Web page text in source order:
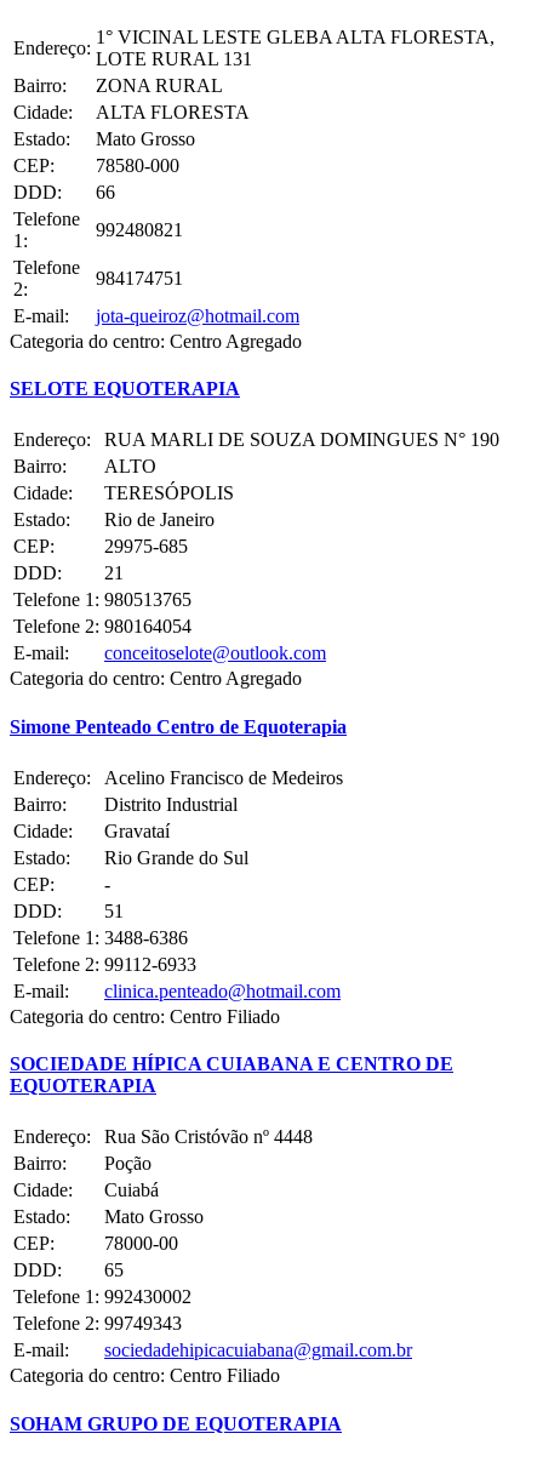
Endereço:
1° VICINAL LESTE GLEBA ALTA FLORESTA,
LOTE RURAL 131
Bairro:
ZONA RURAL
Cidade:
ALTA FLORESTA
Estado:
Mato Grosso
CEP:
78580-000
DDD:
66
Telefone
1:
992480821
Telefone
2:
984174751
E-mail:
jota-queiroz@hotmail.com
Categoria do centro: Centro Agregado
SELOTE EQUOTERAPIA
Endereço:
RUA MARLI DE SOUZA DOMINGUES N° 190
Bairro:
ALTO
Cidade:
TERESÓPOLIS
Estado:
Rio de Janeiro
CEP:
29975-685
DDD:
21
Telefone 1: 980513765
Telefone 2: 980164054
E-mail:
conceitoselote@outlook.com
Categoria do centro: Centro Agregado
Simone Penteado Centro de Equoterapia
Endereço:
Acelino Francisco de Medeiros
Bairro:
Distrito Industrial
Cidade:
Gravataí
Estado:
Rio Grande do Sul
CEP:
-
DDD:
51
Telefone 1: 3488-6386
Telefone 2: 99112-6933
E-mail:
clinica.penteado@hotmail.com
Categoria do centro: Centro Filiado
SOCIEDADE HÍPICA CUIABANA E CENTRO DE
EQUOTERAPIA
Endereço:
Rua São Cristóvão nº 4448
Bairro:
Poção
Cidade:
Cuiabá
Estado:
Mato Grosso
CEP:
78000-00
DDD:
65
Telefone 1: 992430002
Telefone 2: 99749343
E-mail:
sociedadehipicacuiabana@gmail.com.br
Categoria do centro: Centro Filiado
SOHAM GRUPO DE EQUOTERAPIA